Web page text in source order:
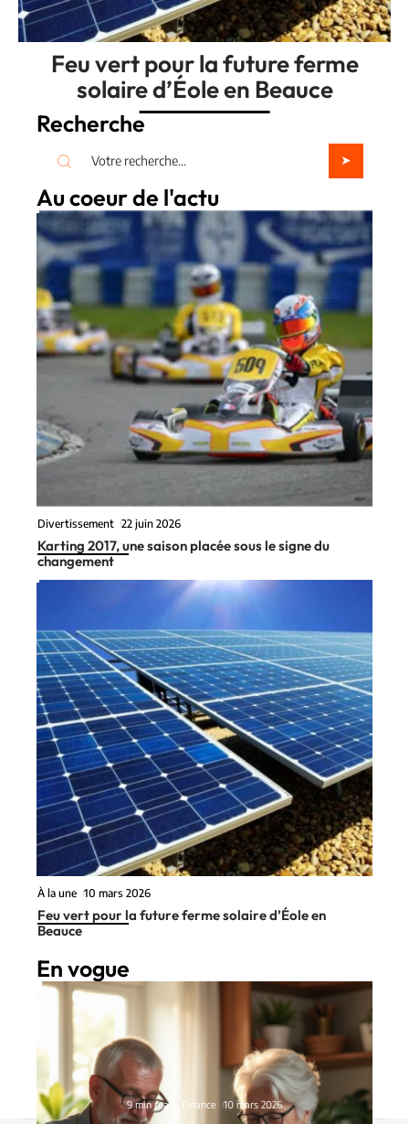
Feu vert pour la future ferme
solaire d’Éole en Beauce
Recherche
Au coeur de l'actu
Divertissement 22 juin 2026
Karting 2017, une saison placée sous le signe du
changement
À la une 10 mars 2026
Feu vert pour la future ferme solaire d’Éole en
Beauce
En vogue
9 min read Finance 10 mars 2026